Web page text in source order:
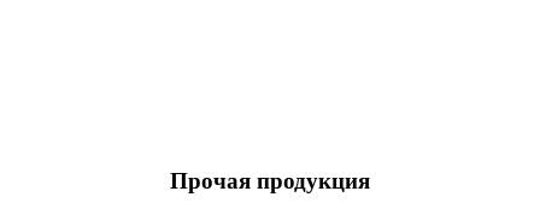
Прочая продукция